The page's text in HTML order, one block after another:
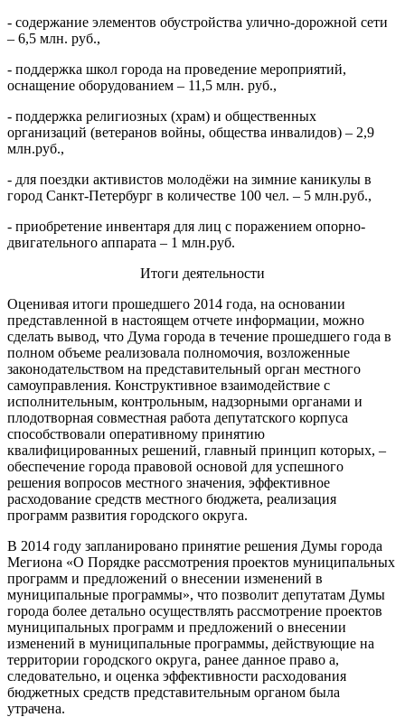
- содержание элементов обустройства улично-дорожной сети
– 6,5 млн. руб.,
- поддержка школ города на проведение мероприятий,
оснащение оборудованием – 11,5 млн. руб.,
- поддержка религиозных (храм) и общественных
организаций (ветеранов войны, общества инвалидов) – 2,9
млн.руб.,
- для поездки активистов молодёжи на зимние каникулы в
город Санкт-Петербург в количестве 100 чел. – 5 млн.руб.,
- приобретение инвентаря для лиц с поражением опорно-
двигательного аппарата – 1 млн.руб.
Итоги деятельности
Оценивая итоги прошедшего 2014 года, на основании
представленной в настоящем отчете информации, можно
сделать вывод, что Дума города в течение прошедшего года в
полном объеме реализовала полномочия, возложенные
законодательством на представительный орган местного
самоуправления. Конструктивное взаимодействие с
исполнительным, контрольным, надзорными органами и
плодотворная совместная работа депутатского корпуса
способствовали оперативному принятию
квалифицированных решений, главный принцип которых, –
обеспечение города правовой основой для успешного
решения вопросов местного значения, эффективное
расходование средств местного бюджета, реализация
программ развития городского округа.
В 2014 году запланировано принятие решения Думы города
Мегиона «О Порядке рассмотрения проектов муниципальных
программ и предложений о внесении изменений в
муниципальные программы», что позволит депутатам Думы
города более детально осуществлять рассмотрение проектов
муниципальных программ и предложений о внесении
изменений в муниципальные программы, действующие на
территории городского округа, ранее данное право а,
следовательно, и оценка эффективности расходования
бюджетных средств представительным органом была
утрачена.